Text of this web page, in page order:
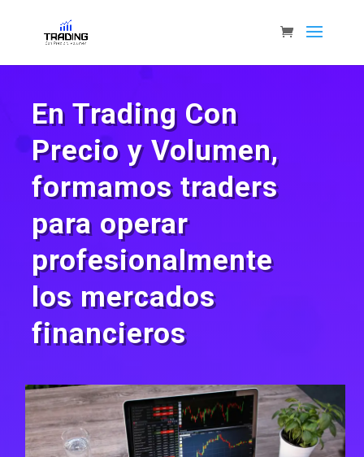
En Trading Con
Precio y Volumen,
formamos traders
para operar
profesionalmente
los mercados
financieros